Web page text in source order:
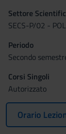
Settore
SECS-P/02 -
Periodo
Secondo
Corsi Singoli
Autorizzato
Orario